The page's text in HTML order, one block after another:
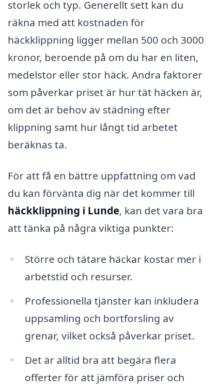
storlek och typ. Generellt sett kan du
räkna med att kostnaden för
häckklippning ligger mellan 500 och 3000
kronor, beroende på om du har en liten,
medelstor eller stor häck. Andra faktorer
som påverkar priset är hur tät häcken är,
om det är behov av städning efter
klippning samt hur långt tid arbetet
beräknas ta.
För att få en bättre uppfattning om vad
du kan förvänta dig när det kommer till
häckklippning i Lunde, kan det vara bra
att tänka på några viktiga punkter:
Större och tätare häckar kostar mer i
arbetstid och resurser.
Professionella tjänster kan inkludera
uppsamling och bortforsling av
grenar, vilket också påverkar priset.
Det är alltid bra att begära flera
offerter för att jämföra priser och